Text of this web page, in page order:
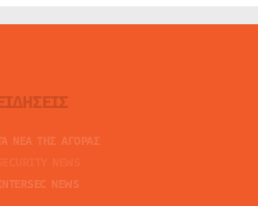
ΝΕΑ ΤΗΣ ΑΓΟΡΑΣ
NEWS